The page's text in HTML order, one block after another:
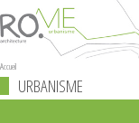
Accueil
URBANISME